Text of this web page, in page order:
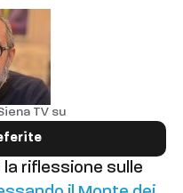
TV su
la riflessione sulle